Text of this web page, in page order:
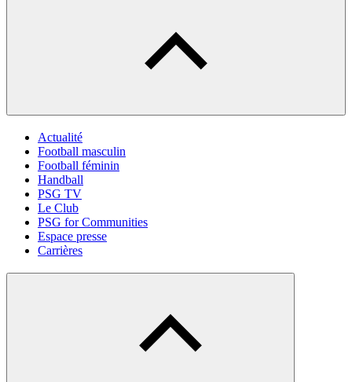
Actualité
Football masculin
Football féminin
Handball
PSG TV
Le Club
PSG for Communities
Espace presse
Carrières